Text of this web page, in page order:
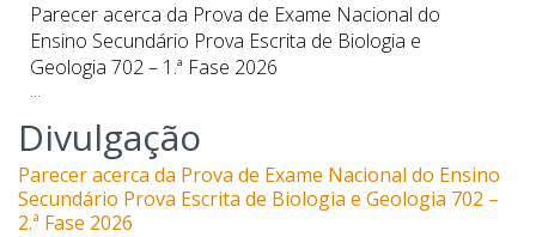
Parecer acerca da Prova de Exame Nacional do
Ensino Secundário Prova Escrita de Biologia e
Geologia 702 – 1.ª Fase 2026
...
Divulgação
Parecer acerca da Prova de Exame Nacional do Ensino
Secundário Prova Escrita de Biologia e Geologia 702 –
2.ª Fase 2026